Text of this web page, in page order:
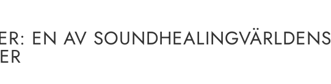
EN AV SOUNDHEALINGVÄRLDENS